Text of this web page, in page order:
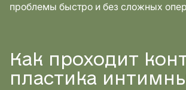
проблемы быстро и без сложных
Как проходит
пластика